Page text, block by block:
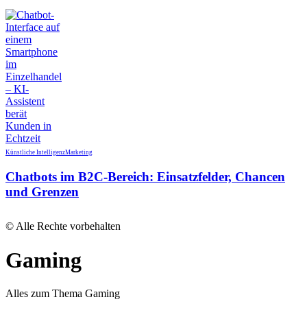
Künstliche IntelligenzMarketing
Chatbots im B2C-Bereich: Einsatzfelder, Chancen
und Grenzen
© Alle Rechte vorbehalten
Gaming
Alles zum Thema Gaming